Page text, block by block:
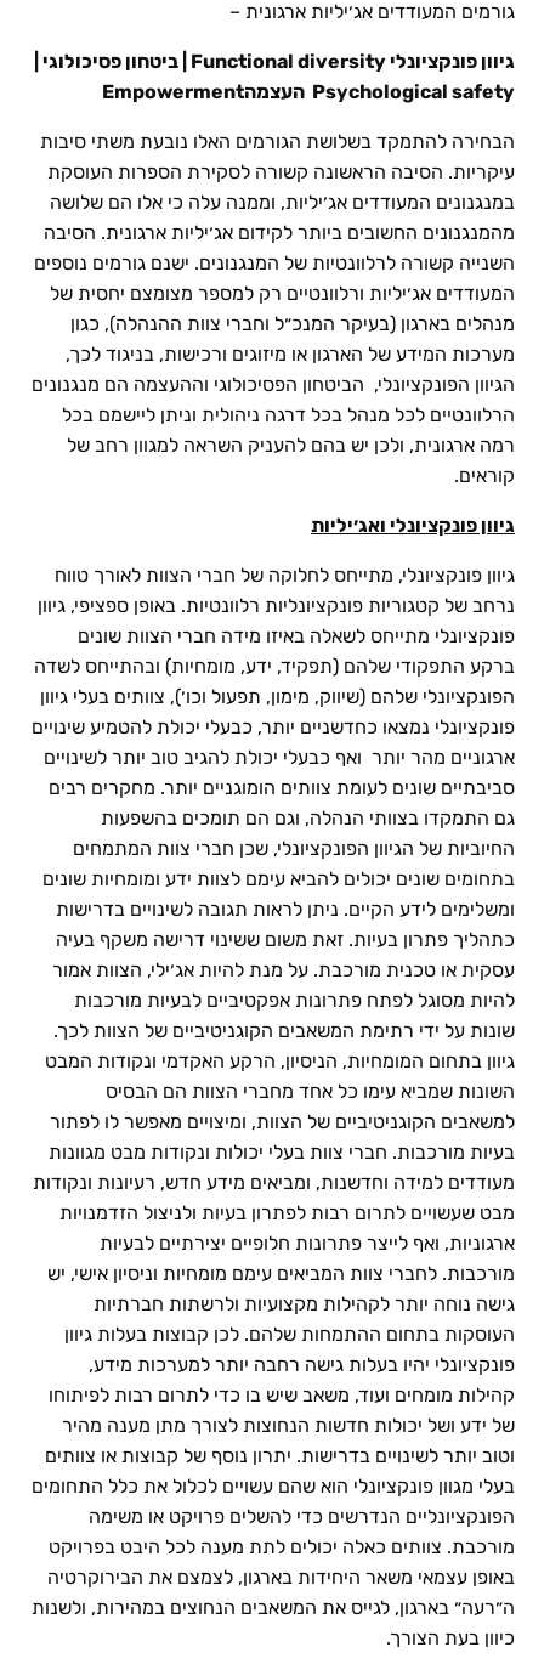
גורמים המעודדים אג׳יליות ארגונית –
גיוון פונקציונלי Functional diversity | ביטחון פסיכולוגי |
Psychological safety העצמהEmpowerment
הבחירה להתמקד בשלושת הגורמים האלו נובעת משתי סיבות
עיקריות. הסיבה הראשונה קשורה לסקירת הספרות העוסקת
במנגנונים המעודדים אג׳יליות, וממנה עלה כי אלו הם שלושה
מהמנגנונים החשובים ביותר לקידום אג׳יליות ארגונית. הסיבה
השנייה קשורה לרלוונטיות של המנגנונים. ישנם גורמים נוספים
המעודדים אג׳יליות ורלוונטיים רק למספר מצומצם יחסית של
מנהלים בארגון (בעיקר המנכ״ל וחברי צוות ההנהלה), כגון
מערכות המידע של הארגון או מיזוגים ורכישות, בניגוד לכך,
הגיוון הפונקציונלי, הביטחון הפסיכולוגי וההעצמה הם מנגנונים
הרלוונטיים לכל מנהל בכל דרגה ניהולית וניתן ליישמם בכל
רמה ארגונית, ולכן יש בהם להעניק השראה למגוון רחב של
קוראים.
גיוון פונקציונלי ואג׳יליות
גיוון פונקציונלי, מתייחס לחלוקה של חברי הצוות לאורך טווח
נרחב של קטגוריות פונקציונליות רלוונטיות. באופן ספציפי, גיוון
פונקציונלי מתייחס לשאלה באיזו מידה חברי הצוות שונים
ברקע התפקודי שלהם (תפקיד, ידע, מומחיות) ובהתייחס לשדה
הפונקציונלי שלהם (שיווק, מימון, תפעול וכו׳), צוותים בעלי גיוון
פונקציונלי נמצאו כחדשניים יותר, כבעלי יכולת להטמיע שינויים
ארגוניים מהר יותר ואף כבעלי יכולת להגיב טוב יותר לשינויים
סביבתיים שונים לעומת צוותים הומוגניים יותר. מחקרים רבים
גם התמקדו בצוותי הנהלה, וגם הם תומכים בהשפעות
החיוביות של הגיוון הפונקציונלי, שכן חברי צוות המתמחים
בתחומים שונים יכולים להביא עימם לצוות ידע ומומחיות שונים
ומשלימים לידע הקיים. ניתן לראות תגובה לשינויים בדרישות
כתהליך פתרון בעיות. זאת משום ששינוי דרישה משקף בעיה
עסקית או טכנית מורכבת. על מנת להיות אג׳ילי, הצוות אמור
להיות מסוגל לפתח פתרונות אפקטיביים לבעיות מורכבות
שונות על ידי רתימת המשאבים הקוגניטיביים של הצוות לכך.
גיוון בתחום המומחיות, הניסיון, הרקע האקדמי ונקודות המבט
השונות שמביא עימו כל אחד מחברי הצוות הם הבסיס
למשאבים הקוגניטיביים של הצוות, ומיצויים מאפשר לו לפתור
בעיות מורכבות. חברי צוות בעלי יכולות ונקודות מבט מגוונות
מעודדים למידה וחדשנות, ומביאים מידע חדש, רעיונות ונקודות
מבט שעשויים לתרום רבות לפתרון בעיות ולניצול הזדמנויות
ארגוניות, ואף לייצר פתרונות חלופיים יצירתיים לבעיות
מורכבות. לחברי צוות המביאים עימם מומחיות וניסיון אישי, יש
גישה נוחה יותר לקהילות מקצועיות ולרשתות חברתיות
העוסקות בתחום ההתמחות שלהם. לכן קבוצות בעלות גיוון
פונקציונלי יהיו בעלות גישה רחבה יותר למערכות מידע,
קהילות מומחים ועוד, משאב שיש בו כדי לתרום רבות לפיתוחו
של ידע ושל יכולות חדשות הנחוצות לצורך מתן מענה מהיר
וטוב יותר לשינויים בדרישות. יתרון נוסף של קבוצות או צוותים
בעלי מגוון פונקציונלי הוא שהם עשויים לכלול את כלל התחומים
הפונקציונליים הנדרשים כדי להשלים פרויקט או משימה
מורכבת. צוותים כאלה יכולים לתת מענה לכל היבט בפרויקט
באופן עצמאי משאר היחידות בארגון, לצמצם את הבירוקרטיה
ה״רעה״ בארגון, לגייס את המשאבים הנחוצים במהירות, ולשנות
כיוון בעת הצורך.